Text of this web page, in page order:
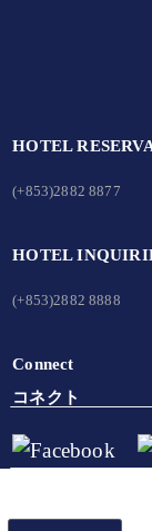
HOTEL
(+853)2882 8877
HOTEL
(+853)2882 8888
Connect
コネクト